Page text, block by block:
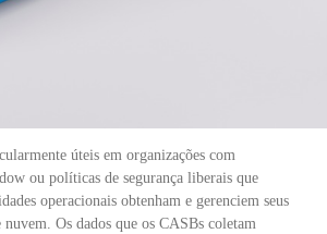
úteis em organizações com
ou políticas de segurança liberais que
operacionais obtenham e gerenciem seus
Os dados que os CASBs coletam